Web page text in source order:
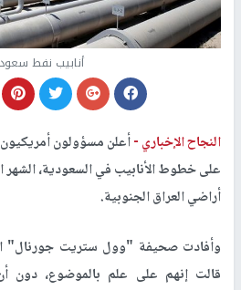
أنابيب نفط
النجاح الإخباري -أعلن مسؤولون
على خطوط الأنابيب في السعودية، الشهر
أراضي العراق الجنوبية.
وأفادت صحيفة "وول ستريت جورنال"
قالت إنهم على علم بالموضوع، دون